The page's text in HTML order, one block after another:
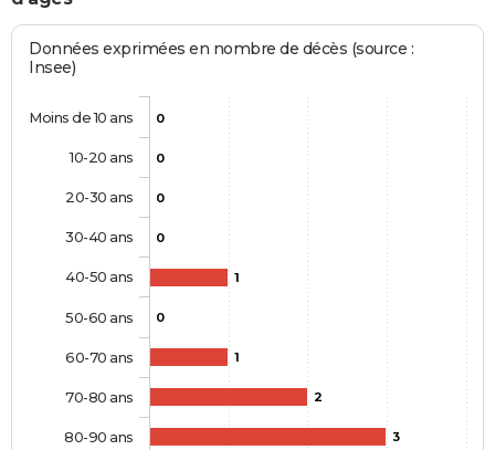
Données exprimées en nombre de décès (source :
Insee)
0
0
0
0
1
0
1
2
3
Moins de 10 ans
10-20 ans
20-30 ans
30-40 ans
40-50 ans
50-60 ans
60-70 ans
70-80 ans
80-90 ans